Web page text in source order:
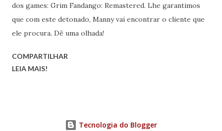
dos games: Grim Fandango: Remastered. Lhe garantimos
que com este detonado, Manny vai encontrar o cliente que
ele procura. Dê uma olhada!
COMPARTILHAR
LEIA MAIS!
Tecnologia do Blogger